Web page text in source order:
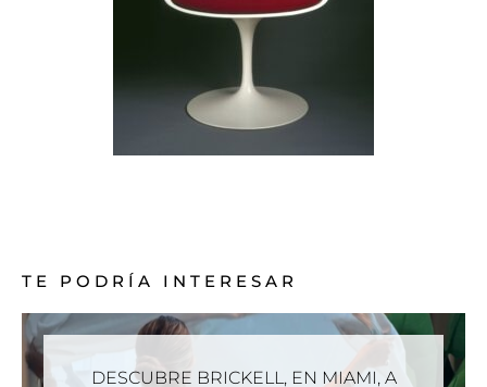
TE PODRÍA INTERESAR
DESCUBRE BRICKELL, EN MIAMI, A